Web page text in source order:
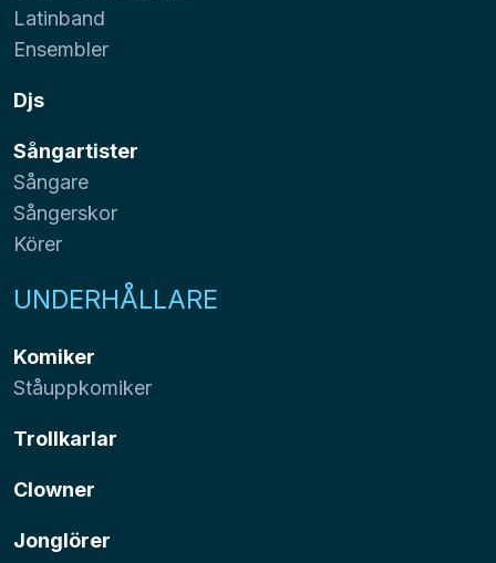
Latinband
Ensembler
Djs
Sångartister
Sångare
Sångerskor
Körer
UNDERHÅLLARE
Komiker
Ståuppkomiker
Trollkarlar
Clowner
Jonglörer